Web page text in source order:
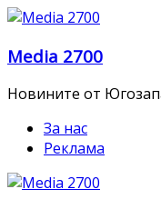
Skip
content
Media 2700
Новините от
За нас
Реклама